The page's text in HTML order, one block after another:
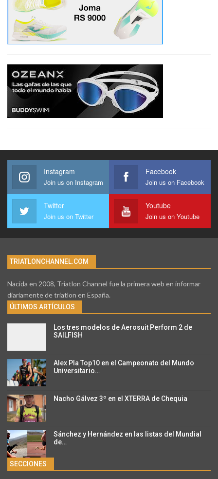
Instagram
Join us on Instagram
Facebook
Join us on Facebook
Twitter
Join us on Twitter
Youtube
Join us on Youtube
TRIATLONCHANNEL.COM
Nacida en 2008, Triatlon Channel fue la primera web en informar
diariamente de triatlon en España.
ÚLTIMOS ARTÍCULOS
Los tres modelos de Aerosuit Perform 2 de
SAILFISH
Alex Pla Top10 en el Campeonato del Mundo
Universitario…
Nacho Gálvez 3º en el XTERRA de Chequia
Sánchez y Hernández en las listas del Mundial
de…
SECCIONES